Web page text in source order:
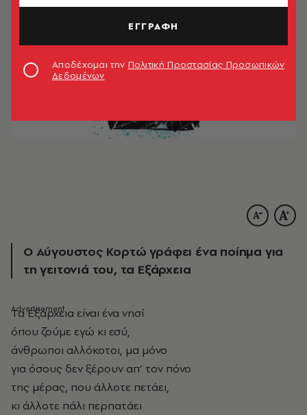
Ο Αύγουστος Κορτώ γράφει ένα ποίημα για
τη γειτονιά του, τα Εξάρχεια
Τα Εξάρχεια είναι ένα νησί
όπου ζούμε εγώ κι εσύ,
άνθρωποι αλλόκοτοι, μα μόνο
για όσους δεν ξέρουν απ’ τον πόνο
της μέρας, που άλλοτε πετάει,
κι άλλοτε πάλι περπατάει
ΕΓΓΡΑΦΗ
Αποδέχομαι την Πολιτική Προστασίας Προσωπικών
Δεδομένων